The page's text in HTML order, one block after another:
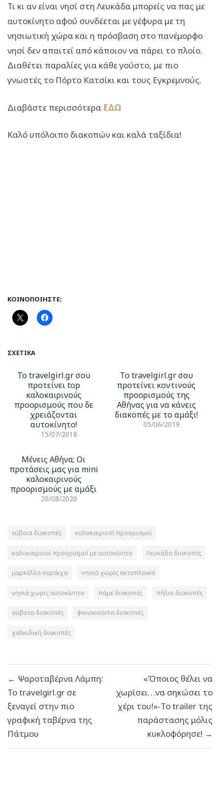
Τι κι αν είναι νησί στη Λευκάδα μπορείς να πας με
αυτοκίνητο αφού συνδέεται με γέφυρα με τη
νησιωτική χώρα και η πρόσβαση στο πανέμορφο
νησί δεν απαιτεί από κάποιον να πάρει το πλοίο.
Διαθέτει παραλίες για κάθε γούστο, με πιο
γνωστές το Πόρτο Κατσίκι και τους Εγκρεμνούς.
Διαβάστε περισσότερα ΕΔΩ
Καλό υπόλοιπο διακοπών και καλά ταξίδια!
ΚΟΙΝΟΠΟΙΉΣΤΕ:
ΣΧΕΤΙΚΆ
Το travelgirl.gr σου
προτείνει top
καλοκαιρινούς
προορισμούς που δε
χρειάζονται
αυτοκίνητο!
15/07/2018
Το travelgirl.gr σου
προτείνει κοντινούς
προορισμούς της
Αθήνας για να κάνεις
διακοπές με το αμάξι!
05/06/2019
Μένεις Αθήνα; Οι
προτάσεις μας για mini
καλοκαιρινούς
προορισμούς με αμάξι
20/08/2020
εύβοια διακοπές καλοκαιρινοί προορισμοί
καλοκαιρινοί προορισμοί με αυτοκίνητο Λευκάδα διακοπές
μαρκέλλα σαράιχα νησιά χωρίς ακτοπλοικά
νησιά χωρίς αυτοκίνητο πάμε διακοπές πήλιο διακοπές
σύβοτα διακοπές φοινικούντα διακοπές
χαλκιδική διακοπές
άρθρων
← Ψαροταβέρνα Λάμπη:
Το travelgirl.gr σε
ξεναγεί στην πιο
γραφική ταβέρνα της
Πάτμου
«Όποιος θέλει να
χωρίσει…να σηκώσει το
χέρι του!»-Το trailer της
παράστασης μόλις
κυκλοφόρησε! →